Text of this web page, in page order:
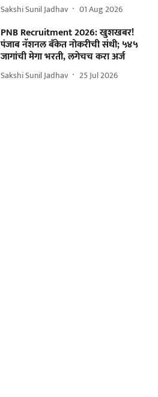
Sakshi Sunil Jadhav 01 Aug 2026
PNB Recruitment 2026: खुशखबर!
पंजाब नॅशनल बँकेत नोकरीची संधी; ५४५
जागांची मेगा भरती, लगेचच करा अर्ज
Sakshi Sunil Jadhav 25 Jul 2026